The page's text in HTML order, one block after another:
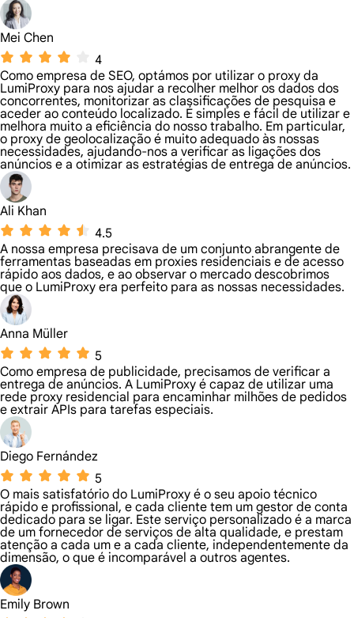
Mei Chen
4
Como empresa de SEO, optámos por utilizar o proxy da
LumiProxy para nos ajudar a recolher melhor os dados dos
concorrentes, monitorizar as classificações de pesquisa e
aceder ao conteúdo localizado. É simples e fácil de utilizar e
melhora muito a eficiência do nosso trabalho. Em particular,
o proxy de geolocalização é muito adequado às nossas
necessidades, ajudando-nos a verificar as ligações dos
anúncios e a otimizar as estratégias de entrega de anúncios.
Ali Khan
4.5
A nossa empresa precisava de um conjunto abrangente de
ferramentas baseadas em proxies residenciais e de acesso
rápido aos dados, e ao observar o mercado descobrimos
que o LumiProxy era perfeito para as nossas necessidades.
Anna Müller
5
Como empresa de publicidade, precisamos de verificar a
entrega de anúncios. A LumiProxy é capaz de utilizar uma
rede proxy residencial para encaminhar milhões de pedidos
e extrair APIs para tarefas especiais.
Diego Fernández
5
O mais satisfatório do LumiProxy é o seu apoio técnico
rápido e profissional, e cada cliente tem um gestor de conta
dedicado para se ligar. Este serviço personalizado é a marca
de um fornecedor de serviços de alta qualidade, e prestam
atenção a cada um e a cada cliente, independentemente da
dimensão, o que é incomparável a outros agentes.
Emily Brown